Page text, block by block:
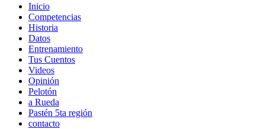
Inicio
Competencias
Historia
Datos
Entrenamiento
Tus Cuentos
Videos
Opinión
Pelotón
a Rueda
Pastén 5ta región
contacto